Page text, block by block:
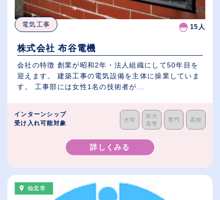
電気工事 15人
株式会社 布谷電機
会社の特徴 創業が昭和2年・法人組織にして50年目を
迎えます。 建築工事の電気設備を主体に操業していま
す。 工事部には女性1名の技術者が...
インターンシップ
受け入れ可能対象
大学
短大
高専
専門 高校
詳しくみる
仙北市